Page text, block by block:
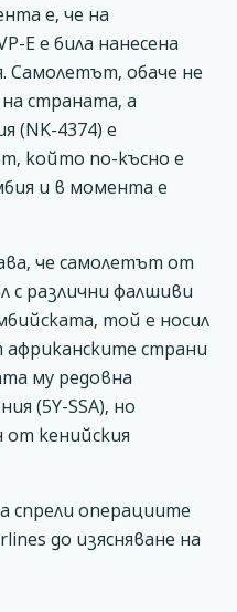
е, че на
E е била нанесена
Самолетът, обаче не
страната, а
(NK-4374) е
който по-късно е
и в момента е
че самолетът от
с различни фалшиви
той е носил
страни
му редовна
(5Y-SSA), но
кенийския
спрели операциите
до изясняване на